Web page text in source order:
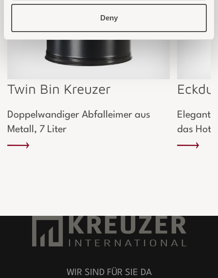
Deny
Twin Bin Kreuzer
Doppelwandiger Abfalleimer aus
Metall, 7 Liter
das
WIR SIND FÜR SIE DA